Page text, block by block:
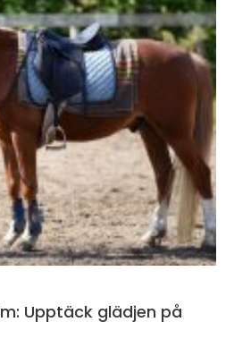
Upptäck glädjen på